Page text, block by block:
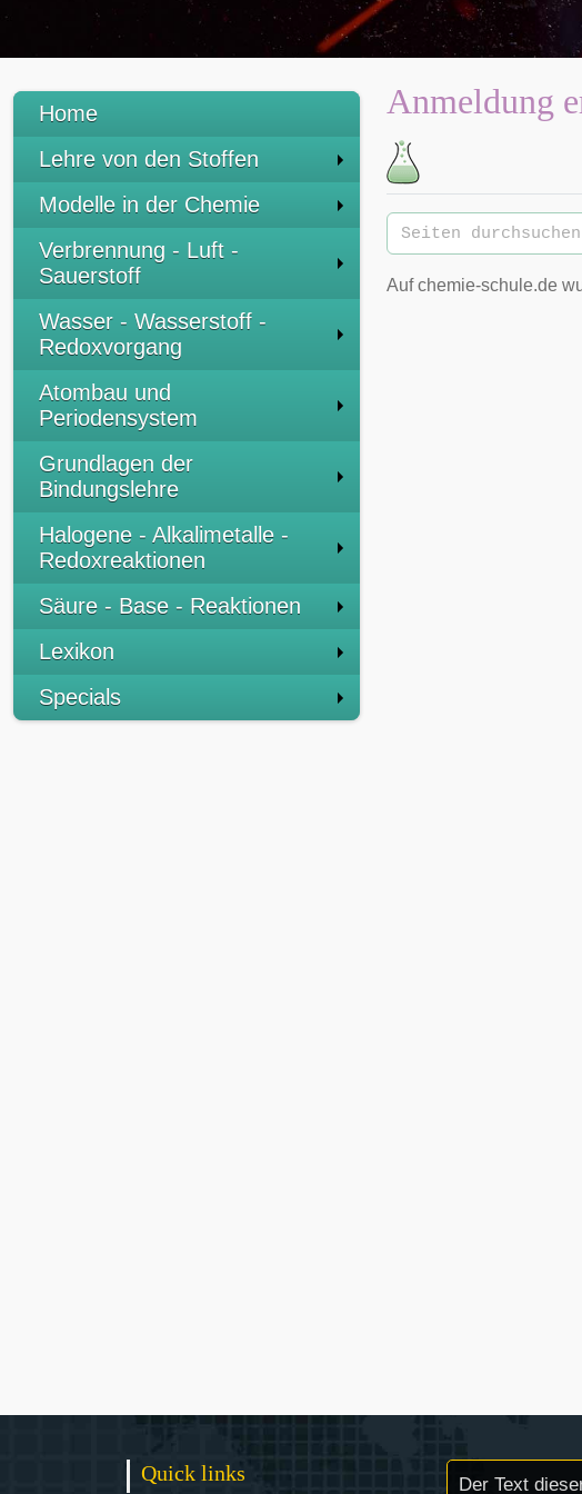
Home
Lehre von den Stoffen
Modelle in der Chemie
Verbrennung - Luft -
Sauerstoff
Wasser - Wasserstoff -
Redoxvorgang
Atombau und
Periodensystem
Grundlagen der
Bindungslehre
Halogene - Alkalimetalle -
Redoxreaktionen
Säure - Base - Reaktionen
Lexikon
Specials
Anmeldung
Auf chemie-schule.de
Quick links Der Text